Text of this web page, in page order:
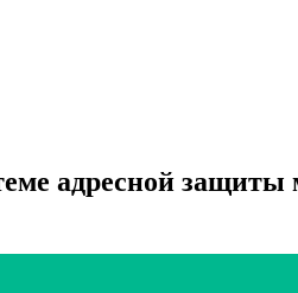
адресной защиты